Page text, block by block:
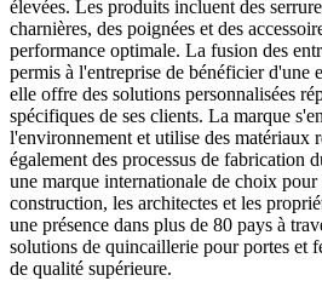
élevées. Les produits incluent des
charnières, des poignées et des
performance optimale. La fusion des
permis à l'entreprise de bénéficier d'une
elle offre des solutions personnalisées
spécifiques de ses clients. La marque
l'environnement et utilise des matériaux
également des processus de fabrication
une marque internationale de choix pour
construction, les architectes et les
une présence dans plus de 80 pays à
solutions de quincaillerie pour portes et
de qualité supérieure.